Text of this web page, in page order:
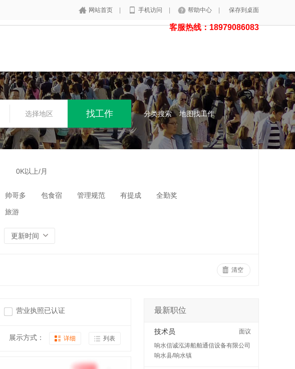
网站首页 手机访问 帮助中心 保存到桌面
客服热线：18979086083
选择地区 分类搜索 地图找工作
0K以上/月
帅哥多 包食宿 管理规范 有提成 全勤奖
旅游
更新时间
清空
营业执照已认证
展示方式： 详细 列表
最新职位
技术员
面议
响水信诚泓涛船舶通信设备有限公司
响水县/响水镇